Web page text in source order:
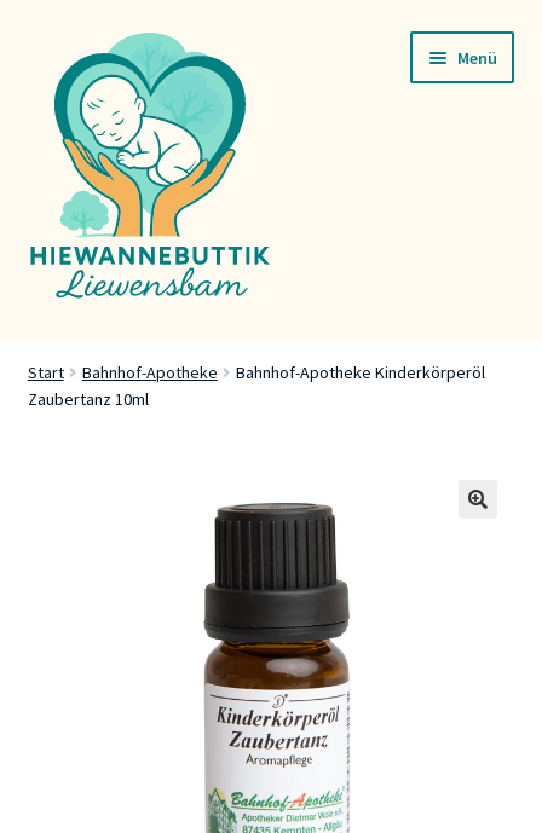
Navigation
springen
Inhalt
springen
Menü
Servicer
Start Bahnhof-Apotheke
Bahnhof-Apotheke Kinderkörperöl
Zaubertanz 10ml